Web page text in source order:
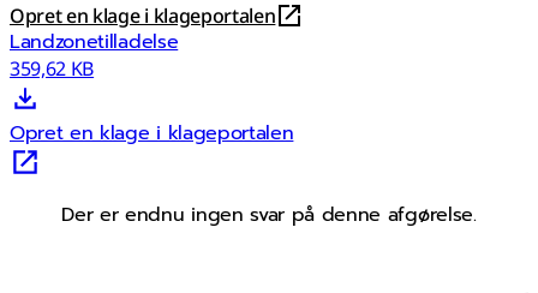
Opret en klage i klageportalen
Landzonetilladelse
359,62 KB
Opret en klage i klageportalen
Der er endnu ingen svar på denne afgørelse.